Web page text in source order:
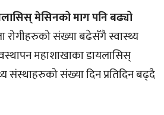
मेसिनको माग पनि बढ्यो
रोगीहरुको संख्या बढेसँगै स्वास्थ्य
महाशाखाका डायलासिस्
संस्थाहरुको संख्या दिन प्रतिदिन बढ्दै